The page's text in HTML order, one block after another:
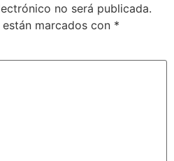
no será publicada.
marcados con *